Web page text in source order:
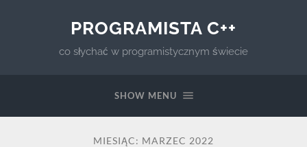
PROGRAMISTA C++
co słychać w programistycznym świecie
SHOW MENU
MIESIĄC: MARZEC 2022